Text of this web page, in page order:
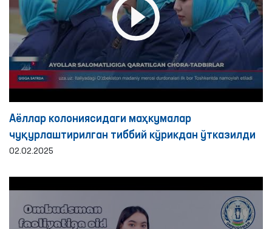
Аёллар колониясидаги маҳкумалар
чуқурлаштирилган тиббий кўрикдан ўтказилди
02.02.2025